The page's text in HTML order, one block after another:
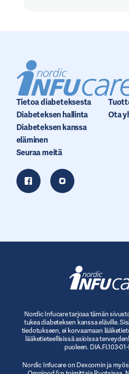
Tietoa diabeteksesta
Diabeteksen hallinta
Diabeteksen kanssa
eläminen
Ota
Seuraa meitä
Nordic Infucare tarjoaa tämän
tukea diabeteksen kanssa eläville.
tiedotukseen, ei korvaamaan
lääketieteellisissä asioissa
puoleen. DIA.FI.103-01-
Nordic Infucare on Dexcomin ja